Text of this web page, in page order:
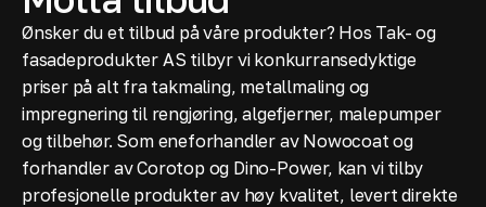
Ønsker du et tilbud på våre produkter? Hos Tak- og
fasadeprodukter AS tilbyr vi konkurransedyktige
priser på alt fra takmaling, metallmaling og
impregnering til rengjøring, algefjerner, malepumper
og tilbehør. Som eneforhandler av Nowocoat og
forhandler av Corotop og Dino-Power, kan vi tilby
profesjonelle produkter av høy kvalitet, levert direkte